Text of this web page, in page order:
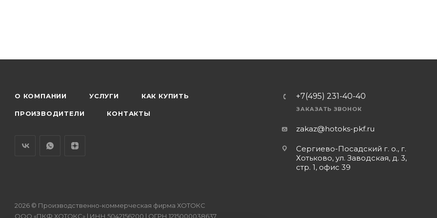
О КОМПАНИИ УСЛУГИ КАК КУПИТЬ
ПРОИЗВОДИТЕЛИ КОНТАКТЫ
+7(495) 231-40-40
ЗАКАЗАТЬ ЗВОНОК
zakaz@hotoks-pkf.ru
Сергиево-Посадский г. о., г.
Хотьково, ул. Заводская, д. 3,
стр. 1, офис 39
2026 © Производственно-коммерческая фирма ХОТОКС
ООО «ПКФ ХОТОКС» | ИНН 5042156200 | ОГРН 1215000038637